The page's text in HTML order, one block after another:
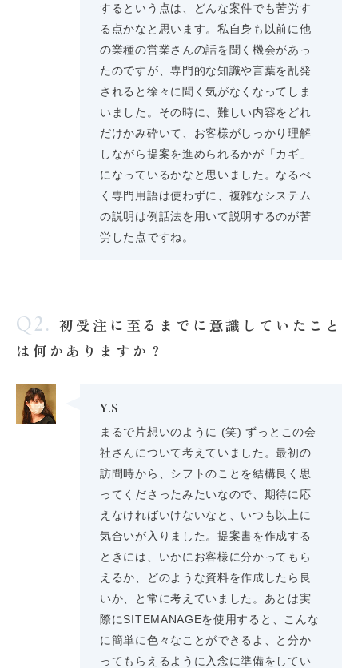
するという点は、どんな案件でも苦労す
る点かなと思います。私自身も以前に他
の業種の営業さんの話を聞く機会があっ
たのですが、専門的な知識や言葉を乱発
されると徐々に聞く気がなくなってしま
いました。その時に、難しい内容をどれ
だけかみ砕いて、お客様がしっかり理解
しながら提案を進められるかが「カギ」
になっているかなと思いました。なるべ
く専門用語は使わずに、複雑なシステム
の説明は例話法を用いて説明するのが苦
労した点ですね。
Q2. 初受注に至るまでに意識していたこと
は何かありますか？
Y.S
まるで片想いのように (笑) ずっとこの会
社さんについて考えていました。最初の
訪問時から、シフトのことを結構良く思
ってくださったみたいなので、期待に応
えなければいけないなと、いつも以上に
気合いが入りました。提案書を作成する
ときには、いかにお客様に分かってもら
えるか、どのような資料を作成したら良
いか、と常に考えていました。あとは実
際にSITEMANAGEを使用すると、こんな
に簡単に色々なことができるよ、と分か
ってもらえるように入念に準備をしてい